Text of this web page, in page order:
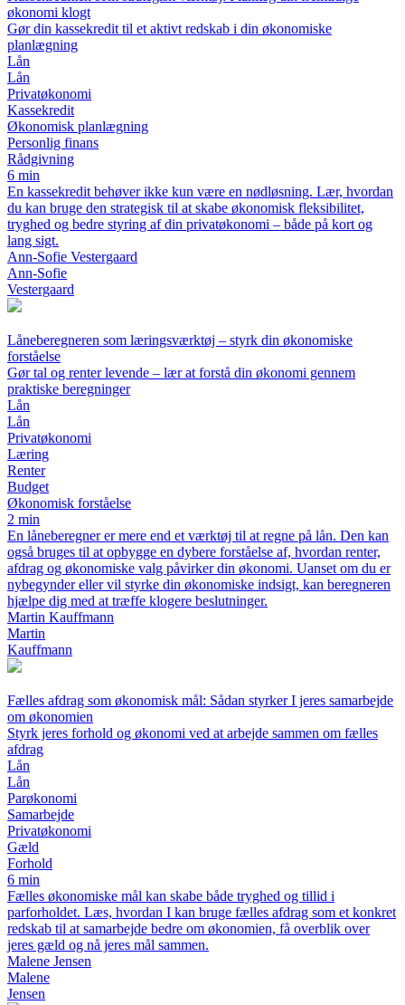
økonomi klogt
Gør din kassekredit til et aktivt redskab i din økonomiske
planlægning
Lån
Lån
Privatøkonomi
Kassekredit
Økonomisk planlægning
Personlig finans
Rådgivning
6 min
En kassekredit behøver ikke kun være en nødløsning. Lær, hvordan
du kan bruge den strategisk til at skabe økonomisk fleksibilitet,
tryghed og bedre styring af din privatøkonomi – både på kort og
lang sigt.
Ann-Sofie Vestergaard
Ann-Sofie
Vestergaard
Låneberegneren som læringsværktøj – styrk din økonomiske
forståelse
Gør tal og renter levende – lær at forstå din økonomi gennem
praktiske beregninger
Lån
Lån
Privatøkonomi
Læring
Renter
Budget
Økonomisk forståelse
2 min
En låneberegner er mere end et værktøj til at regne på lån. Den kan
også bruges til at opbygge en dybere forståelse af, hvordan renter,
afdrag og økonomiske valg påvirker din økonomi. Uanset om du er
nybegynder eller vil styrke din økonomiske indsigt, kan beregneren
hjælpe dig med at træffe klogere beslutninger.
Martin Kauffmann
Martin
Kauffmann
Fælles afdrag som økonomisk mål: Sådan styrker I jeres samarbejde
om økonomien
Styrk jeres forhold og økonomi ved at arbejde sammen om fælles
afdrag
Lån
Lån
Parøkonomi
Samarbejde
Privatøkonomi
Gæld
Forhold
6 min
Fælles økonomiske mål kan skabe både tryghed og tillid i
parforholdet. Læs, hvordan I kan bruge fælles afdrag som et konkret
redskab til at samarbejde bedre om økonomien, få overblik over
jeres gæld og nå jeres mål sammen.
Malene Jensen
Malene
Jensen